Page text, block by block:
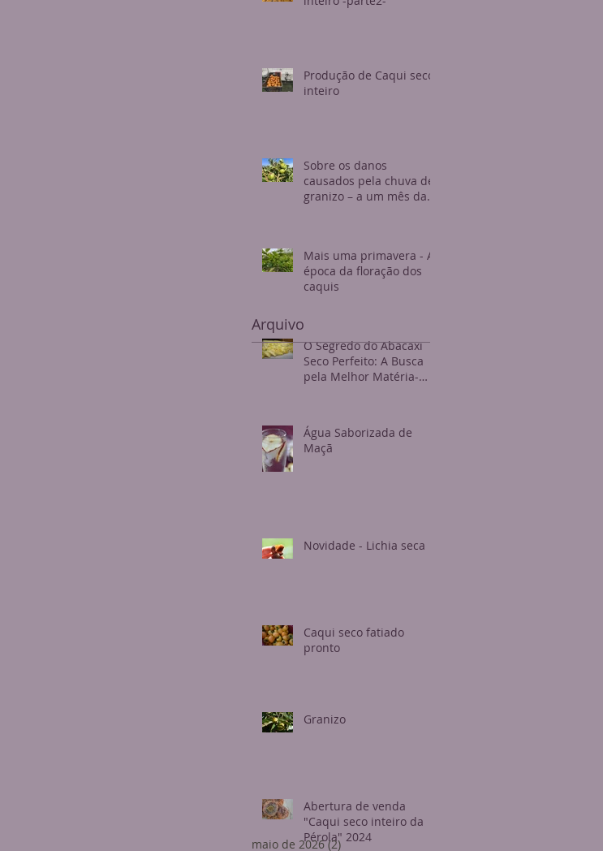
Produção de Caqui seco
inteiro
Sobre os danos
causados pela chuva de
granizo – a um mês da
Mais uma primavera - A
época da floração dos
caquis
O Segredo do Abacaxi
Seco Perfeito: A Busca
pela Melhor Matéria-
Água Saborizada de
Maçã
Novidade - Lichia seca
Caqui seco fatiado
pronto
Granizo
Abertura de venda
"Caqui seco inteiro da
Pérola" 2024
maio de 2026 (2) 2 posts
Arquivo